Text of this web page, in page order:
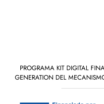
PROGRAMA KIT DIGITAL
GENERATION DEL